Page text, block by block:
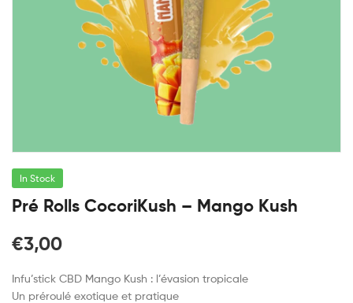
In Stock
Pré Rolls CocoriKush – Mango Kush
€3,00
Infu’stick CBD Mango Kush : l’évasion tropicale
Un préroulé exotique et pratique